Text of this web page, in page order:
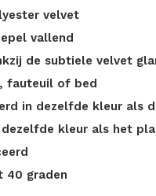
velvet
vallend
de subtiele velvet
fauteuil of bed
in dezelfde kleur als
kleur als het
40 graden